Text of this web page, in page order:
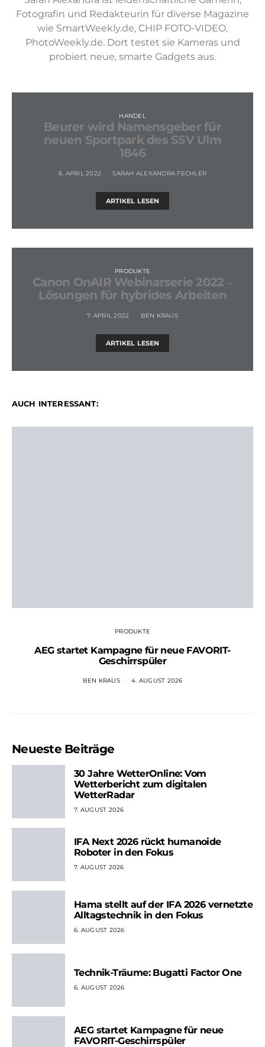
Fotografin und Redakteurin für diverse Magazine
wie SmartWeekly.de, CHIP FOTO-VIDEO,
PhotoWeekly.de. Dort testet sie Kameras und
probiert neue, smarte Gadgets aus.
HANDEL
Beurer wird Namensgeber für
neuen Sportpark des SSV Ulm
1846
6. APRIL 2022 SARAH ALEXANDRA FECHLER
ARTIKEL LESEN
PRODUKTE
Canon OnAIR Webinarserie 2022 ‒
Lösungen für hybrides Arbeiten
7. APRIL 2022 BEN KRAUS
ARTIKEL LESEN
AUCH INTERESSANT:
PRODUKTE
AEG startet Kampagne für neue FAVORIT-
Geschirrspüler
BEN KRAUS 4. AUGUST 2026
Neueste Beiträge
30 Jahre WetterOnline: Vom
Wetterbericht zum digitalen
WetterRadar
7. AUGUST 2026
IFA Next 2026 rückt humanoide
Roboter in den Fokus
7. AUGUST 2026
Hama stellt auf der IFA 2026 vernetzte
Alltagstechnik in den Fokus
6. AUGUST 2026
Technik-Träume: Bugatti Factor One
6. AUGUST 2026
AEG startet Kampagne für neue
FAVORIT-Geschirrspüler